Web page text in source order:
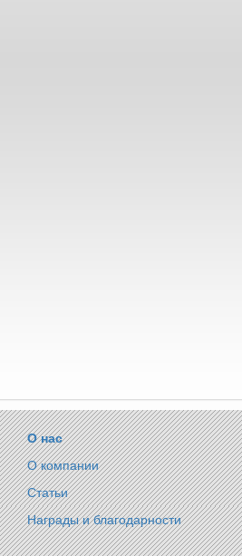
О нас
О компании
Статьи
Награды и благодарности